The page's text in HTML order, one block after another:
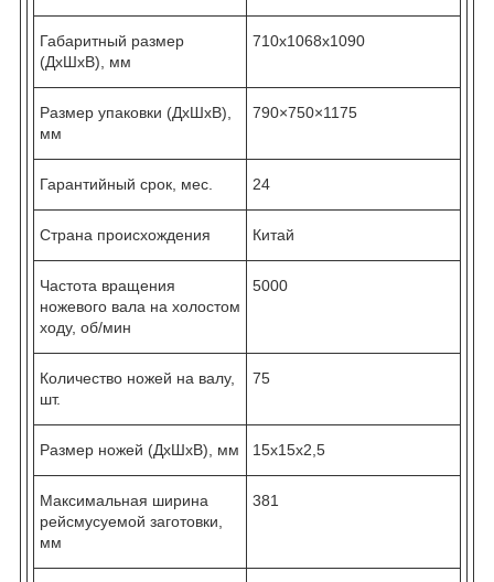
Габаритный размер
(ДхШхВ), мм
710х1068х1090
Размер упаковки (ДхШхВ),
мм
790×750×1175
Гарантийный срок, мес. 24
Страна происхождения Китай
Частота вращения
ножевого вала на холостом
ходу, об/мин
5000
Количество ножей на валу,
шт.
75
Размер ножей (ДхШхВ), мм 15х15х2,5
Максимальная ширина
рейсмусуемой заготовки,
мм
381